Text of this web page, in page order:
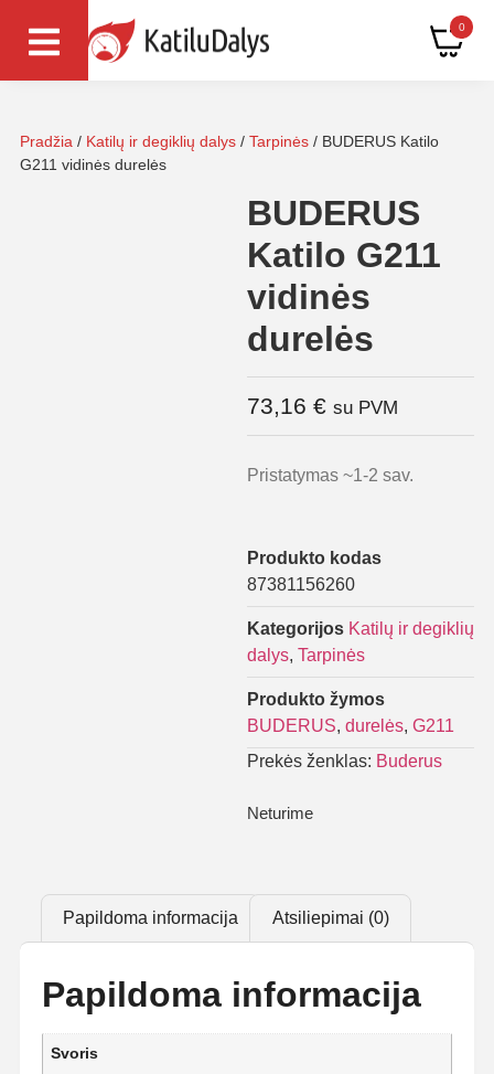
0
Pradžia / Katilų ir degiklių dalys / Tarpinės / BUDERUS Katilo
G211 vidinės durelės
BUDERUS
Katilo G211
vidinės
durelės
73,16 € su PVM
Pristatymas ~1-2 sav.
Produkto kodas
87381156260
Kategorijos Katilų ir degiklių
dalys, Tarpinės
Produkto žymos
BUDERUS, durelės, G211
Prekės ženklas: Buderus
Neturime
Papildoma informacija Atsiliepimai (0)
Papildoma informacija
Svoris